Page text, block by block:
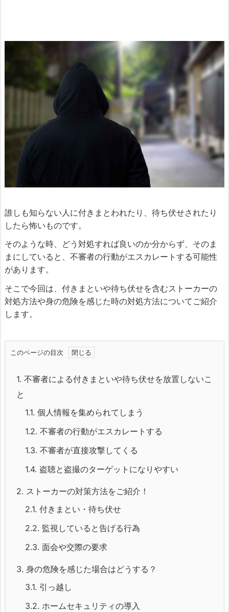
誰しも知らない人に付きまとわれたり、待ち伏せされたり
したら怖いものです。
そのような時、どう対処すれば良いのか分からず、そのま
まにしていると、不審者の行動がエスカレートする可能性
があります。
そこで今回は、付きまといや待ち伏せを含むストーカーの
対処方法や身の危険を感じた時の対処方法についてご紹介
します。
このページの目次
1. 不審者による付きまといや待ち伏せを放置しないこ
と
1.1. 個人情報を集められてしまう
1.2. 不審者の行動がエスカレートする
1.3. 不審者が直接攻撃してくる
1.4. 盗聴と盗撮のターゲットになりやすい
2. ストーカーの対策方法をご紹介！
2.1. 付きまとい・待ち伏せ
2.2. 監視していると告げる行為
2.3. 面会や交際の要求
3. 身の危険を感じた場合はどうする？
3.1. 引っ越し
3.2. ホームセキュリティの導入